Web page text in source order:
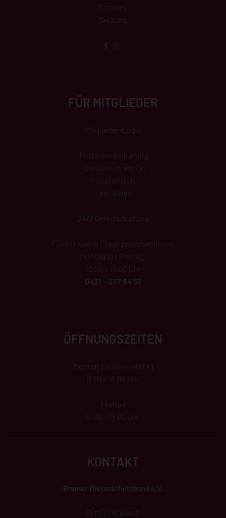
Cookies
Satzung
FÜR MITGLIEDER
Mitglieder-Login
Terminvereinbarung
– per Video
24/7 Onlineberatung
Für die kleine Frage zwischendurch
Montag bis Freitag:
0421 – 337 84 55
ÖFFNUNGSZEITEN
Montag bis Donnerstag
9.00 – 18.00 Uhr
Freitag
9.00 – 13.00 Uhr
KONTAKT
Bremer Mieterschutzbund e.V.